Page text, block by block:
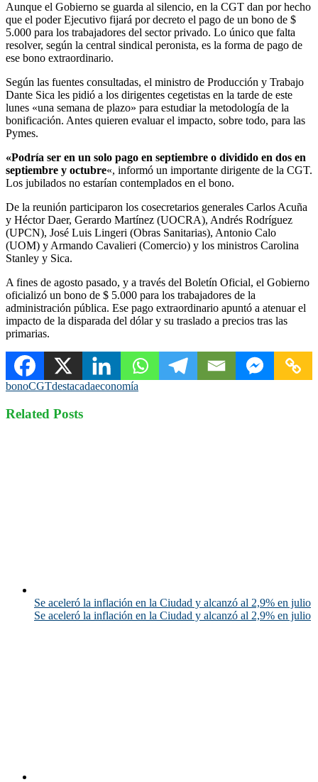
Aunque el Gobierno se guarda al silencio, en la CGT dan por hecho
que el poder Ejecutivo fijará por decreto el pago de un bono de $
5.000 para los trabajadores del sector privado. Lo único que falta
resolver, según la central sindical peronista, es la forma de pago de
ese bono extraordinario.
Según las fuentes consultadas, el ministro de Producción y Trabajo
Dante Sica les pidió a los dirigentes cegetistas en la tarde de este
lunes «una semana de plazo» para estudiar la metodología de la
bonificación. Antes quieren evaluar el impacto, sobre todo, para las
Pymes.
«Podría ser en un solo pago en septiembre o dividido en dos en
septiembre y octubre«, informó un importante dirigente de la CGT.
Los jubilados no estarían contemplados en el bono.
De la reunión participaron los cosecretarios generales Carlos Acuña
y Héctor Daer, Gerardo Martínez (UOCRA), Andrés Rodríguez
(UPCN), José Luis Lingeri (Obras Sanitarias), Antonio Calo
(UOM) y Armando Cavalieri (Comercio) y los ministros Carolina
Stanley y Sica.
​A fines de agosto pasado, y a través del Boletín Oficial, el Gobierno
oficializó un bono de $ 5.000 para los trabajadores de la
administración pública. Ese pago extraordinario apuntó a atenuar el
impacto de la disparada del dólar y su traslado a precios tras las
primarias.
bonoCGTdestacadaeconomía
Related Posts
Se aceleró la inflación en la Ciudad y alcanzó al 2,9% en julio
Se aceleró la inflación en la Ciudad y alcanzó al 2,9% en julio